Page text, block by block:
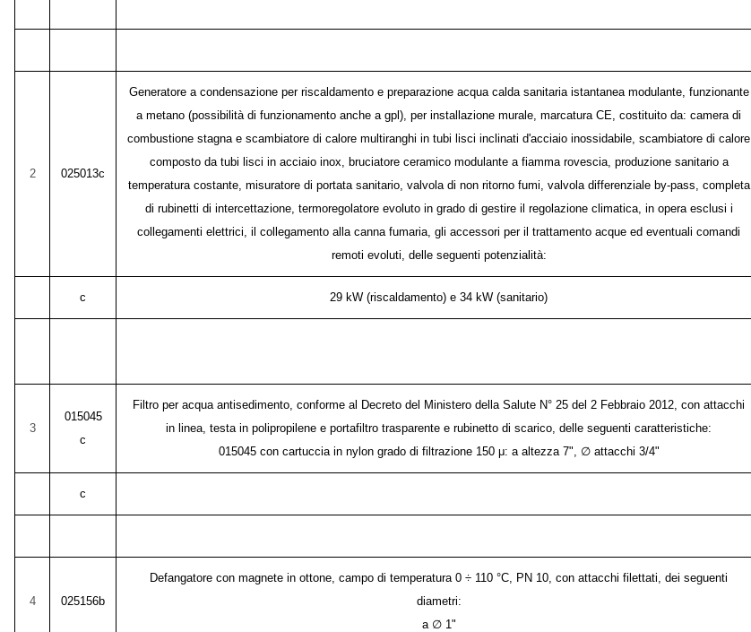
2 025013c
Generatore a condensazione per riscaldamento e preparazione acqua calda sanitaria istantanea modulante, funzionante
a metano (possibilità di funzionamento anche a gpl), per installazione murale, marcatura CE, costituito da: camera di
combustione stagna e scambiatore di calore multiranghi in tubi lisci inclinati d'acciaio inossidabile, scambiatore di calore
composto da tubi lisci in acciaio inox, bruciatore ceramico modulante a fiamma rovescia, produzione sanitario a
temperatura costante, misuratore di portata sanitario, valvola di non ritorno fumi, valvola differenziale by-pass, completa
di rubinetti di intercettazione, termoregolatore evoluto in grado di gestire il regolazione climatica, in opera esclusi i
collegamenti elettrici, il collegamento alla canna fumaria, gli accessori per il trattamento acque ed eventuali comandi
remoti evoluti, delle seguenti potenzialità:
c 29 kW (riscaldamento) e 34 kW (sanitario)
3
015045
c
Filtro per acqua antisedimento, conforme al Decreto del Ministero della Salute N° 25 del 2 Febbraio 2012, con attacchi
in linea, testa in polipropilene e portafiltro trasparente e rubinetto di scarico, delle seguenti caratteristiche:
015045 con cartuccia in nylon grado di filtrazione 150 μ: a altezza 7", ∅ attacchi 3/4"
c
4 025156b
Defangatore con magnete in ottone, campo di temperatura 0 ÷ 110 °C, PN 10, con attacchi filettati, dei seguenti
diametri:
a ∅ 1"